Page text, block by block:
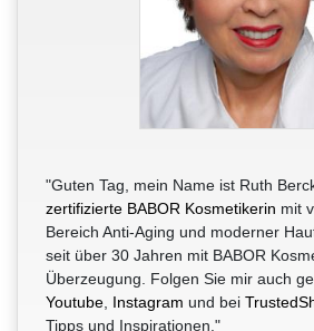
"Guten Tag, mein Name ist Ruth
zertifizierte BABOR Kosmetikerin mit
Bereich Anti-Aging und moderner
seit über 30 Jahren mit BABOR
Überzeugung. Folgen Sie mir auch
Youtube, Instagram und bei
Tipps und Inspirationen."